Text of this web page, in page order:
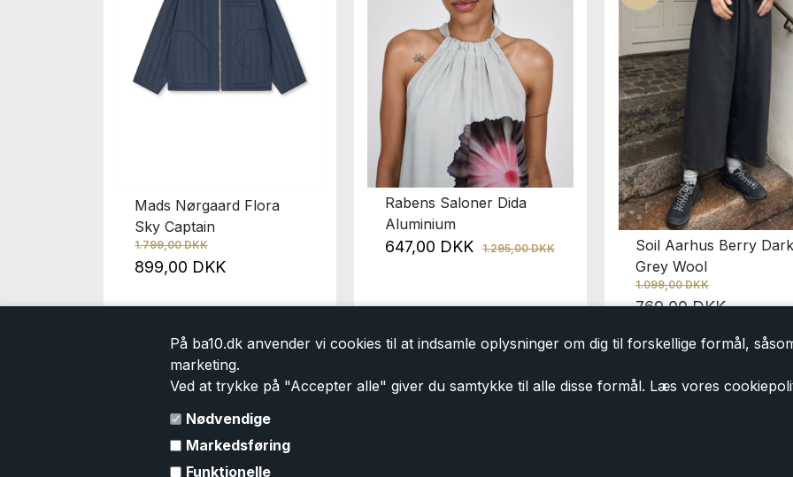
På ba10.dk anvender vi cookies til at indsamle oplysninger om dig til forskellige formål,
marketing.
Ved at trykke på "Accepter alle" giver du samtykke til alle disse formål. Læs vores
Nødvendige
Markedsføring
Funktionelle
Mads Nørgaard Flora
Sky Captain
1.799,00 DKK
899,00 DKK
Rabens Saloner Dida
Aluminium
1.295,00 DKK
647,00 DKK
Soil Aarhus Berry Dark
Grey Wool
1.099,00 DKK
769,00 DKK
kontakt@ba10.dk
Levering